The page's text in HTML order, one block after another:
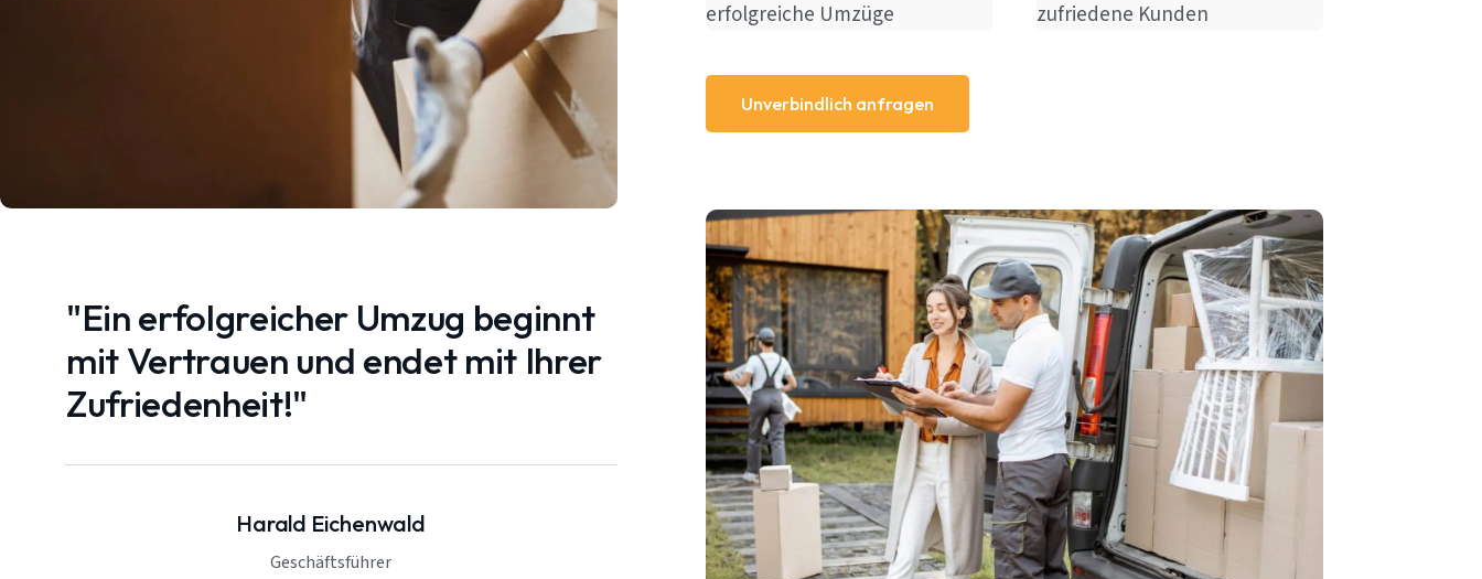
"Ein erfolgreicher Umzug beginnt
mit Vertrauen und endet mit Ihrer
Zufriedenheit!"
Harald Eichenwald
Geschäftsführer
erfolgreiche Umzüge zufriedene Kunden
Unverbindlich anfragen